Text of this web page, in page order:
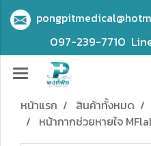
097-239-7710
หน้าแรก สินค้าทั้งหมด
หน้ากากช่วยหายใจ